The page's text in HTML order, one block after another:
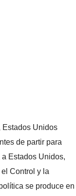
Unidos
de partir para
Estados Unidos,
Control y la
se produce en